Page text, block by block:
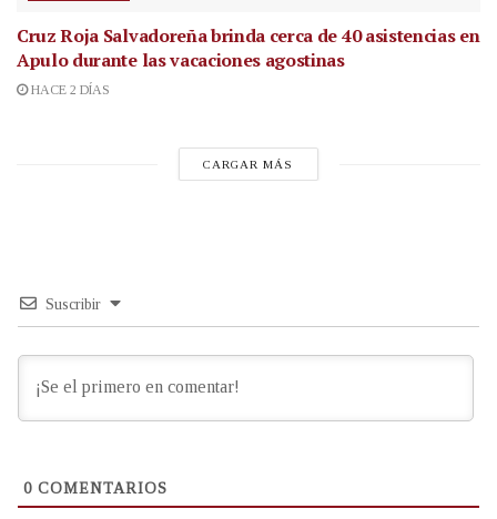
Cruz Roja Salvadoreña brinda cerca de 40 asistencias en
Apulo durante las vacaciones agostinas
HACE 2 DÍAS
CARGAR MÁS
Suscribir
0 COMENTARIOS